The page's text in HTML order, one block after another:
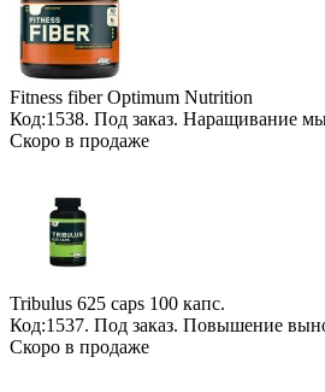
Fitness fiber Optimum Nutrition
Код:1538. Под заказ. Наращивание
Скоро в продаже
Tribulus 625 caps 100 капс.
Код:1537. Под заказ. Повышение
Скоро в продаже